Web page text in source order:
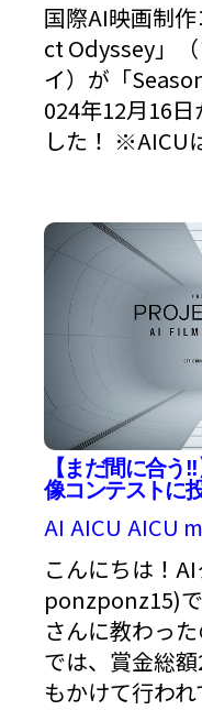
国際AI映画制
ct Odyssey」
イ）が「
024年12月16
した！ ※AICU
【まだ間に合う
像コンテストに
AI AICU AICU
こんにちは！
ponzponz15)
さんに教わっ
では、賞金総
もかけて行われ